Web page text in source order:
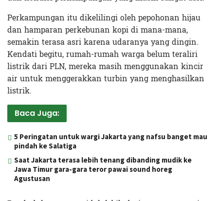
Perkampungan itu dikelilingi oleh pepohonan hijau
dan hamparan perkebunan kopi di mana-mana,
semakin terasa asri karena udaranya yang dingin.
Kendati begitu, rumah-rumah warga belum teraliri
listrik dari PLN, mereka masih menggunakan kincir
air untuk menggerakkan turbin yang menghasilkan
listrik.
Baca Juga:
5 Peringatan untuk wargi Jakarta yang nafsu banget mau
pindah ke Salatiga
Saat Jakarta terasa lebih tenang dibanding mudik ke
Jawa Timur gara-gara teror pawai sound horeg
Agustusan